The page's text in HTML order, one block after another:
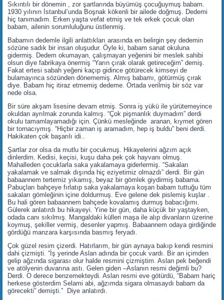
Sıkıntılı bir dönemin , zor şartlarında büyümüş çocuğuymuş babam.
1930 yılının İstanbul’unda Boşnak kökenli bir ailede doğmuş. Dedemi
hiç tanımadım. Erken yaşta vefat etmiş ve tek erkek çocuk olan
babam, ailenin sorumluluğunu üstlenmiş.
Babamın dedemle ilgili anlattıkları arasında en belirgin şey dedemin
sözüne sadık bir insan oluşudur. Öyle ki, babam sanat okuluna
gidermiş. Dedem okumayan, çalışmayan yeğenini bir meslek sahibi
olsun diye fabrikaya önermiş “Yarın çırak olarak getireceğim” demiş.
Fakat ertesi sabah yeğeni kaçıp gidince götürecek kimseyi de
bulamayınca sözünden dönememiş. Almış babamı, götürmüş çırak
diye. Babam hiç itiraz etmemiş dedeme. Ortada verilmiş bir söz var
nede olsa.
Bir süre akşam lisesine devam etmiş. Sonra iş yükü ile yürütemeyince
okuldan ayrılmak zorunda kalmış. “Çok pişmanlık duymadım” derdi
okulu tamamlayamadığı için. Çünkü mesleğinde aranan, kıymet gören
bir tornacıymış. “Hiçbir zaman iş aramadım, hep iş buldu” beni derdi.
Hakikaten çok başarılı idi..
Şartlar zor olsa da mutlu bir çocukmuş. Hikayelerini ağzım açık
dinlerdim. Kedisi, keçisi, kuşu daha pek çok hayvanı olmuş.
Mahalleden çocuklarla saka yakalamaya giderlermiş. “Sakaları
yakalamak ve salmak dışında hiç eziyetimiz olmazdı” derdi. Bir gün
babaannem tertemiz yıkamış, beyaz bir gömlek giydirmiş babama.
Pabuçları bahçeye fırlatıp saka yakalamaya koşan babam tuttuğu tüm
sakaları gömleğinin içine doldurmuş. Eve gelene dek pislemiş kuşlar .
Bu hali gören babaannem bahçede kovalamış durmuş babacığımı.
Gülerek anlatırdı bu hikayeyi. Yine bir gün, daha küçük bir yaştayken,
odada canı sıkılmış. Mangaldaki külleri maşa ile alıp divanların üzerine
koymuş, şekiller vermiş, desenler yapmış. Babaannem odaya girdiğinde
gördüğü manzara karşısında basmış feryadı.
Çok güzel resim çizerdi. Hatırlarım, bir gün aynaya bakıp kendi resmini
dahi çizmişti. “İş yerinde Aslan adında bir çocuk vardı. Bir an içimden
gelip ağzında sigarası olur halde resmini çizmiştim. Aslan pek beğendi
ve atölyenin duvarına astı. Gelen giden –Aslanın resmi değimli bu?
Derdi. O derece benzemekteydi. Aslan resmi eve götürdü, “Babam hariç
herkese gösterdim Selami abi, ağzımda sigara olmasaydı babam da
görecekti” demişti.” Diye anlatırdı.